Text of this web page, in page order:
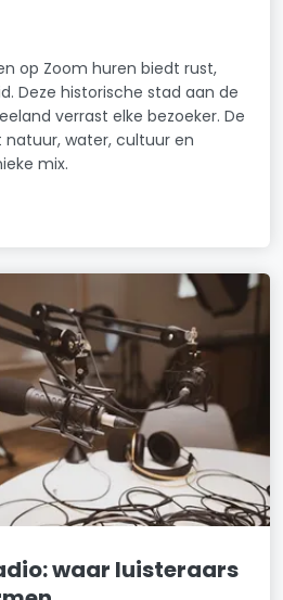
op Zoom huren biedt rust,
Deze historische stad aan de
verrast elke bezoeker. De
water, cultuur en
mix.
waar luisteraars